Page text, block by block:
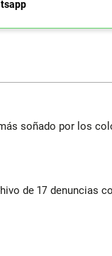
soñado por los
de 17 denuncias